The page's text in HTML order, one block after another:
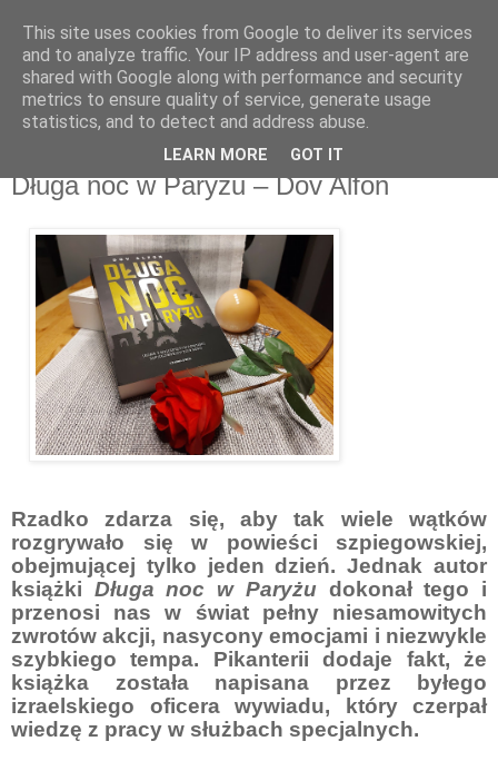
Recenzje na widelcu
Portal kulturalny - książki, recenzje, inspiracje, konkursy.
poniedziałek, 16 listopada 2020
Długa noc w Paryżu – Dov Alfon
Rzadko zdarza się, aby tak wiele wątków
rozgrywało się w powieści szpiegowskiej,
obejmującej tylko jeden dzień. Jednak autor
książki Długa noc w Paryżu dokonał tego i
przenosi nas w świat pełny niesamowitych
zwrotów akcji, nasycony emocjami i niezwykle
szybkiego tempa. Pikanterii dodaje fakt, że
książka została napisana przez byłego
izraelskiego oficera wywiadu, który czerpał
wiedzę z pracy w służbach specjalnych.
This site uses cookies from Google to deliver its services
and to analyze traffic. Your IP address and user-agent are
shared with Google along with performance and security
metrics to ensure quality of service, generate usage
statistics, and to detect and address abuse.
LEARN MORE GOT IT